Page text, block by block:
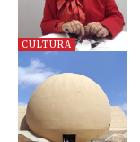
CULTURA